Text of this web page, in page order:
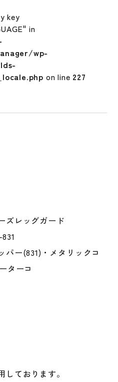
key
in
wp-
on line 227
ズレッグガード
ー(831)・メタリックコ
ターコ
ております。